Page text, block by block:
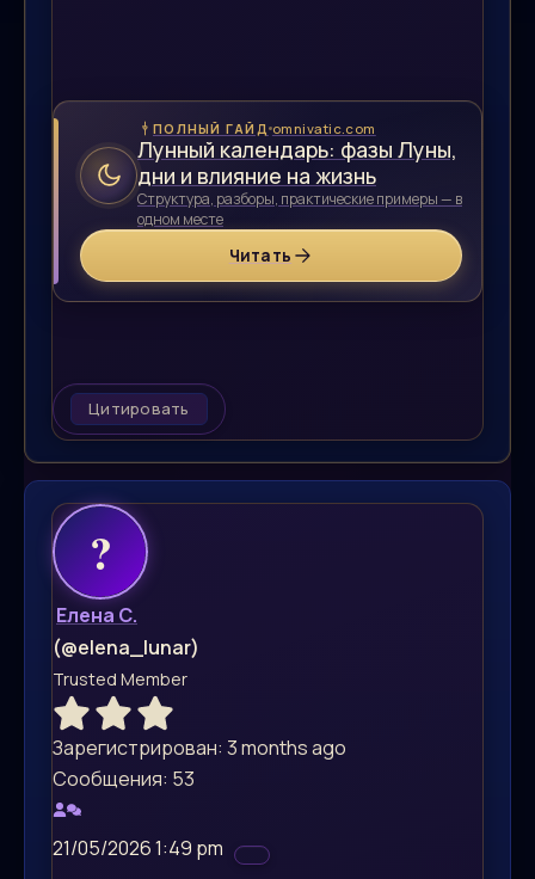
ПОЛНЫЙ ГАЙД omnivatic.com
Лунный календарь: фазы Луны,
дни и влияние на жизнь
Структура, разборы, практические примеры — в
одном месте
Читать
Цитировать
Елена С.
(@elena_lunar)
Trusted Member
Зарегистрирован: 3 months ago
Сообщения: 53
21/05/2026 1:49 pm